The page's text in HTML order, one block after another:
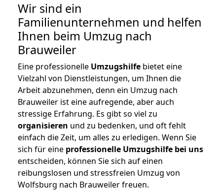
Wir sind ein
Familienunternehmen und helfen
Ihnen beim Umzug nach
Brauweiler
Eine professionelle Umzugshilfe bietet eine
Vielzahl von Dienstleistungen, um Ihnen die
Arbeit abzunehmen, denn ein Umzug nach
Brauweiler ist eine aufregende, aber auch
stressige Erfahrung. Es gibt so viel zu
organisieren und zu bedenken, und oft fehlt
einfach die Zeit, um alles zu erledigen. Wenn Sie
sich für eine professionelle Umzugshilfe bei uns
entscheiden, können Sie sich auf einen
reibungslosen und stressfreien Umzug von
Wolfsburg nach Brauweiler freuen.